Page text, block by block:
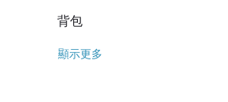
背包
顯示更多